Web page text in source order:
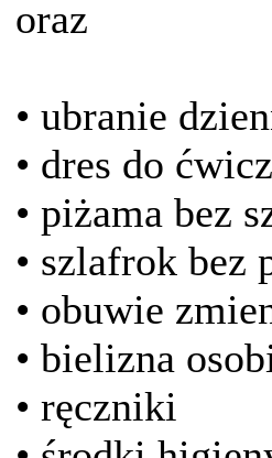
oraz
• ubranie
• dres do
• piżama bez
• szlafrok bez
• obuwie
• bielizna
• ręczniki